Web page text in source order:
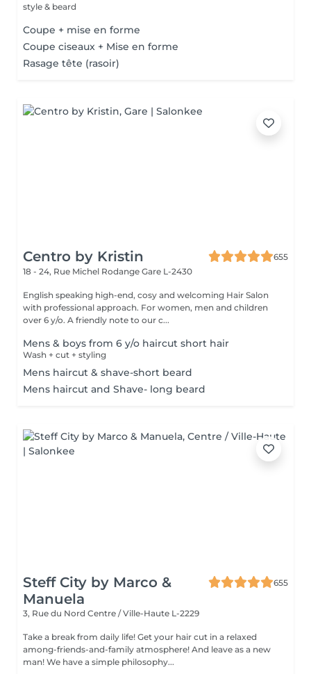
style & beard
Coupe + mise en forme
Coupe ciseaux + Mise en forme
Rasage tête (rasoir)
Centro by Kristin
655
18 - 24, Rue Michel Rodange Gare L-2430
English speaking high-end, cosy and welcoming Hair Salon
with professional approach. For women, men and children
over 6 y/o. A friendly note to our c...
Mens & boys from 6 y/o haircut short hair
Wash + cut + styling
Mens haircut & shave-short beard
Mens haircut and Shave- long beard
Steff City by Marco &
Manuela
655
3, Rue du Nord Centre / Ville-Haute L-2229
Take a break from daily life! Get your hair cut in a relaxed
among-friends-and-family atmosphere! And leave as a new
man! We have a simple philosophy...